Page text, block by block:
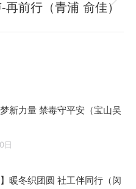
：
再前行（青浦 俞佳）
梦新力量 禁毒守平安（宝山吴
日
】暖冬织团圆 社工伴同行（闵